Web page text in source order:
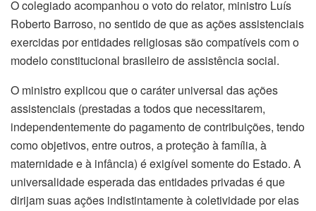
O colegiado acompanhou o voto do relator, ministro Luís
Roberto Barroso, no sentido de que as ações assistenciais
exercidas por entidades religiosas são compatíveis com o
modelo constitucional brasileiro de assistência social.
O ministro explicou que o caráter universal das ações
assistenciais (prestadas a todos que necessitarem,
independentemente do pagamento de contribuições, tendo
como objetivos, entre outros, a proteção à família, à
maternidade e à infância) é exigível somente do Estado. A
universalidade esperada das entidades privadas é que
dirijam suas ações indistintamente à coletividade por elas